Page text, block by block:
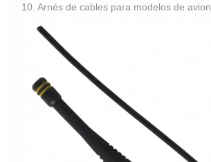
10. Arnés de cables para modelos de